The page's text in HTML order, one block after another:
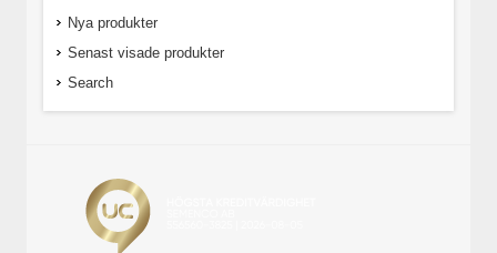
Nya produkter
Senast visade produkter
Search